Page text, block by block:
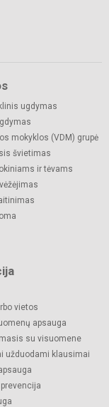
ugdymas
mokyklos (VDM) grupė
švietimas
ir tėvams
vietos
apsauga
su visuomene
užduodami klausimai